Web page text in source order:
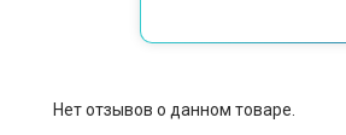
Нет отзывов о данном товаре.